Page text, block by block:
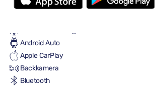
En liten resväska
Android Auto
Apple CarPlay
Backkamera
Bluetooth